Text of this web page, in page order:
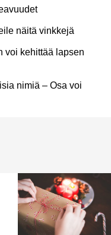
näitä vinkkejä
voi kehittää lapsen
nimiä – Osa voi